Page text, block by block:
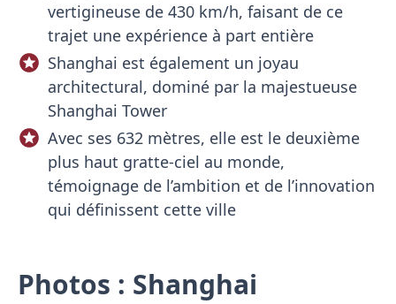
vertigineuse de 430 km/h, faisant de ce
trajet une expérience à part entière
Shanghai est également un joyau
architectural, dominé par la majestueuse
Shanghai Tower
Avec ses 632 mètres, elle est le deuxième
plus haut gratte-ciel au monde,
témoignage de l’ambition et de l’innovation
qui définissent cette ville
Photos : Shanghai